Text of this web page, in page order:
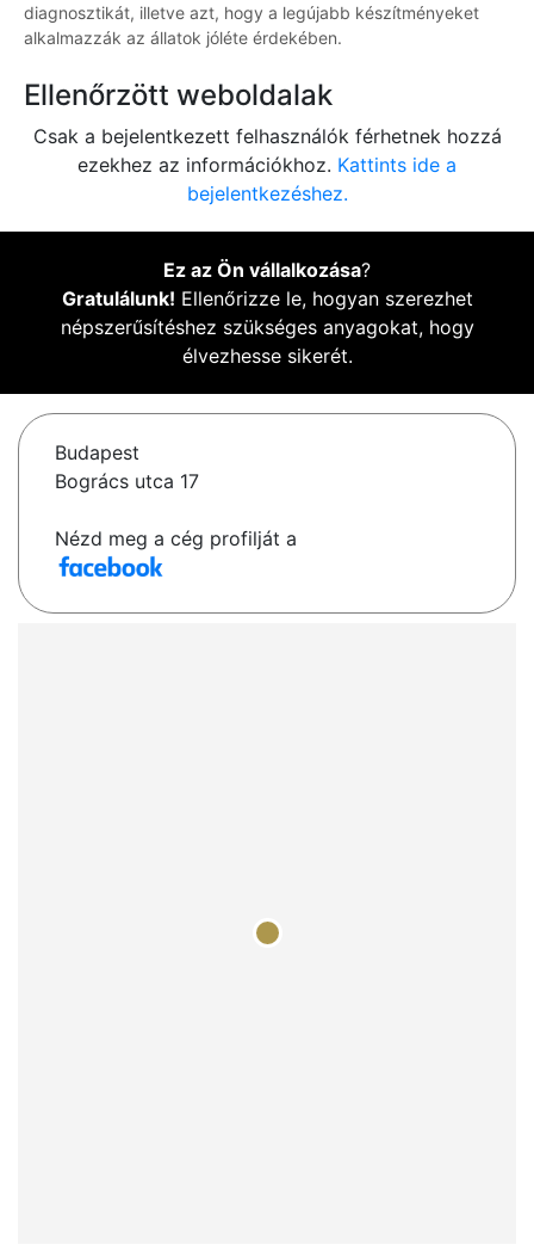
diagnosztikát, illetve azt, hogy a legújabb készítményeket
alkalmazzák az állatok jóléte érdekében.
Ellenőrzött weboldalak
Csak a bejelentkezett felhasználók férhetnek hozzá
ezekhez az információkhoz. Kattints ide a
bejelentkezéshez.
Ez az Ön vállalkozása?
Gratulálunk! Ellenőrizze le, hogyan szerezhet
népszerűsítéshez szükséges anyagokat, hogy
élvezhesse sikerét.
Budapest
Bogrács utca 17
Nézd meg a cég profilját a